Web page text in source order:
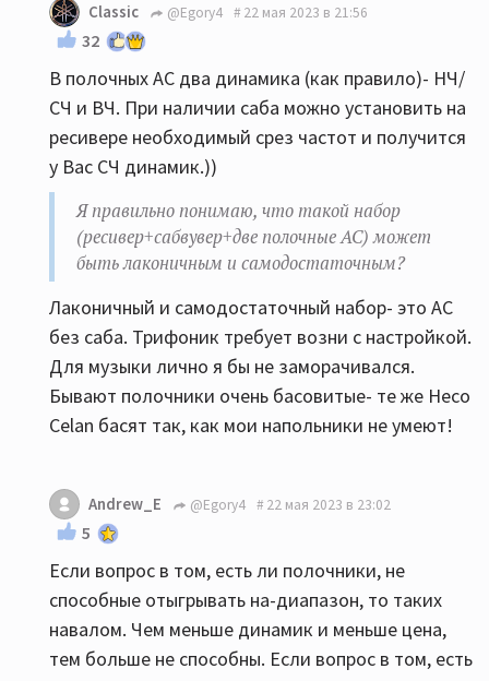
брал - за 34. Смотрите. Колонки работали
3 месяца, состояние идеальное. В 18
метрах будет в самый раз и лучше этих
Хеко, да и старшей Авроры тоже.
Classic @Egory4 22 мая 2023 в 21:56
32
В полочных АС два динамика (как правило)- НЧ/
СЧ и ВЧ. При наличии саба можно установить на
ресивере необходимый срез частот и получится
у Вас СЧ динамик.))
Я правильно понимаю, что такой набор
(ресивер+сабвувер+две полочные АС) может
быть лаконичным и самодостаточным?
Лаконичный и самодостаточный набор- это АС
без саба. Трифоник требует возни с настройкой.
Для музыки лично я бы не заморачивался.
Бывают полочники очень басовитые- те же Heco
Celan басят так, как мои напольники не умеют!
Andrew_E @Egory4 22 мая 2023 в 23:02
5
Если вопрос в том, есть ли полочники, не
способные отыгрывать на-диапазон, то таких
навалом. Чем меньше динамик и меньше цена,
тем больше не способны. Если вопрос в том, есть